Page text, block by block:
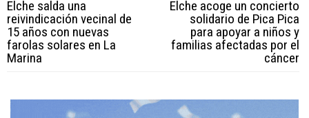
Elche salda una
reivindicación vecinal de
15 años con nuevas
farolas solares en La
Marina
Elche acoge un concierto
solidario de Pica Pica
para apoyar a niños y
familias afectadas por el
cáncer